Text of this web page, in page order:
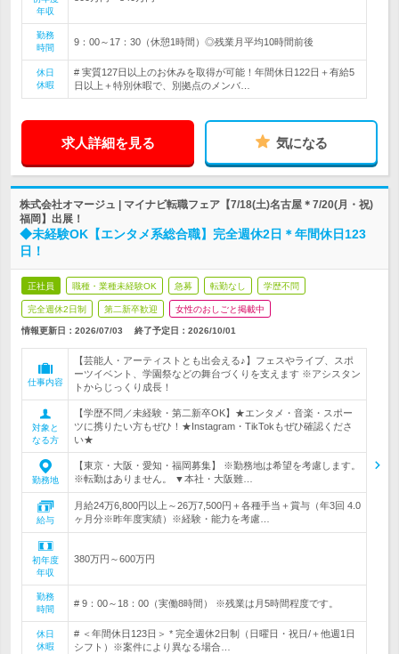
年収
勤務
時間
9：00～17：30（休憩1時間）◎残業月平均10時間前後
休日
休暇
# 実質127日以上のお休みを取得が可能！年間休日122日＋有給5
日以上＋特別休暇で、別拠点のメンバ…
求人詳細を見る 気になる
株式会社オマージュ | マイナビ転職フェア【7/18(土)名古屋＊7/20(月・祝)
福岡】出展！
◆未経験OK【エンタメ系総合職】完全週休2日＊年間休日123
日！
正社員 職種・業種未経験OK 急募 転勤なし 学歴不問
完全週休2日制 第二新卒歓迎 女性のおしごと掲載中
情報更新日：2026/07/03 終了予定日： 2026/10/01
仕事内容
【芸能人・アーティストとも出会える♪】フェスやライブ、スポ
ーツイベント、学園祭などの舞台づくりを支えます ※アシスタン
トからじっくり成長！
対象と
なる方
【学歴不問／未経験・第二新卒OK】★エンタメ・音楽・スポー
ツに携りたい方もぜひ！★Instagram・TikTokもぜひ確認くださ
い★
勤務地
【東京・大阪・愛知・福岡募集】 ※勤務地は希望を考慮します。
※転勤はありません。 ▼本社・大阪難…
給与
月給24万6,800円以上～26万7,500円＋各種手当＋賞与（年3回 4.0
ヶ月分※昨年度実績）※経験・能力を考慮…
初年度
年収
380万円～600万円
勤務
時間
# 9：00～18：00（実働8時間） ※残業は月5時間程度です。
休日
休暇
# ＜年間休日123日＞ * 完全週休2日制（日曜日・祝日/＋他週1日
シフト）※案件により異なる場合…